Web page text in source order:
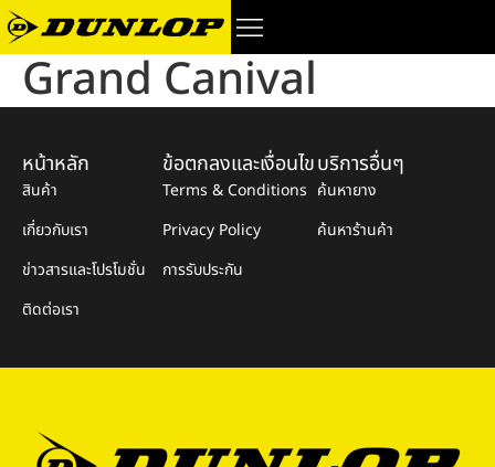
Grand Canival
หน้าหลัก
สินค้า
เกี่ยวกับเรา
ข่าวสารและโปรโมชั่น
ติดต่อเรา
ข้อตกลงและเงื่อนไข
Terms & Conditions
Privacy Policy
การรับประกัน
บริการอื่นๆ
ค้นหายาง
ค้นหาร้านค้า